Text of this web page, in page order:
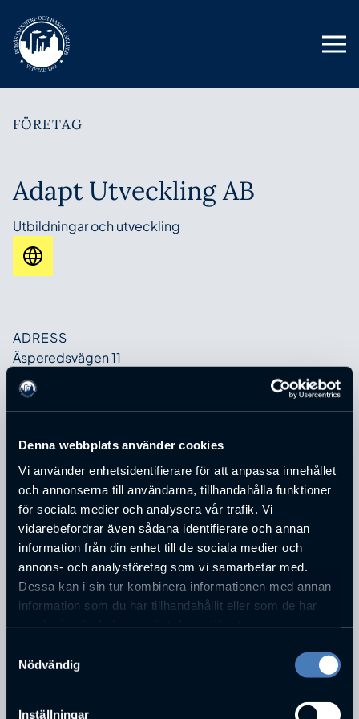
Denna webbplats använder cookies
Vi använder enhetsidentifierare för att anpassa innehållet
och annonserna till användarna, tillhandahålla funktioner
för sociala medier och analysera vår trafik. Vi
vidarebefordrar även sådana identifierare och annan
information från din enhet till de sociala medier och
annons- och analysföretag som vi samarbetar med.
Dessa kan i sin tur kombinera informationen med annan
information som du har tillhandahållit eller som de har
Nödvändig
Inställningar
FÖRETAG
Adapt Utveckling AB
Utbildningar och utveckling
ADRESS
Äsperedsvägen 11
POSTNUMMER
516 92
STAD
Äspered
070-6091468
E-POST
larsake@adaptutveckling.se
PERSONER SOM JOBBAR PÅADAPT
UTVECKLING AB